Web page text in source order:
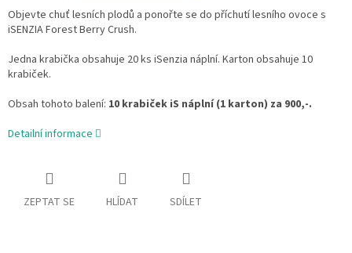
Objevte chuť lesních plodů a ponořte se do příchutí lesního ovoce s
iSENZIA Forest Berry Crush.
Jedna krabička obsahuje 20 ks iSenzia náplní. Karton obsahuje 10
krabiček.
Obsah tohoto balení: 10 krabiček iS náplní (1 karton) za 900,-.
Detailní informace
ZEPTAT SE HLÍDAT SDÍLET